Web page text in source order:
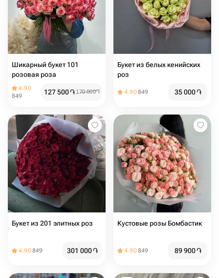
Шикарный букет 101
розовая роза
4.90
849
127 500֏ 170 000֏
Букет из белых кенийских
роз
4.90849 35 000֏
Букет из 201 элитных роз
4.90849 301 000֏
Кустовые розы Бомбастик
4.90849 89 900֏